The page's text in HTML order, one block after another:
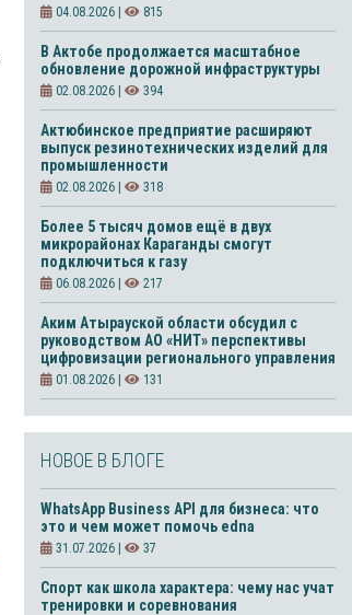
04.08.2026 | 815
В Актобе продолжается масштабное
обновление дорожной инфраструктуры
02.08.2026 | 394
Актюбинское предприятие расширяют
выпуск резинотехнических изделий для
промышленности
02.08.2026 | 318
Более 5 тысяч домов ещё в двух
микрорайонах Караганды смогут
подключиться к газу
06.08.2026 | 217
Аким Атырауской области обсудил с
руководством АО «НИТ» перспективы
цифровизации регионального управления
01.08.2026 | 131
НОВОЕ В БЛОГЕ
WhatsApp Business API для бизнеса: что
это и чем может помочь edna
31.07.2026 | 37
Спорт как школа характера: чему нас учат
тренировки и соревнования